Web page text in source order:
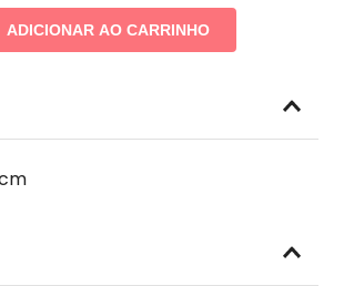
ADICIONAR AO CARRINHO